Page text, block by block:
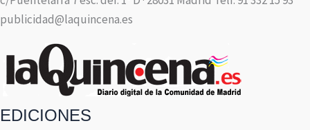
publicidad@laquincena.es
EDICIONES